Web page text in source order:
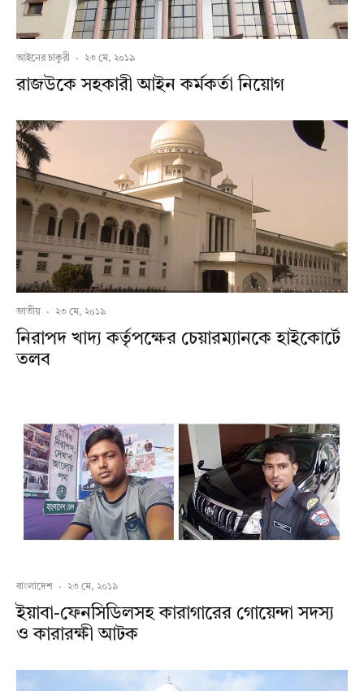
আইনের চাকুরী · ২৩ মে, ২০১৯
রাজউকে সহকারী আইন কর্মকর্তা নিয়োগ
জাতীয় · ২৩ মে, ২০১৯
নিরাপদ খাদ্য কর্তৃপক্ষের চেয়ারম্যানকে হাইকোর্টে
তলব
বাংলাদেশ · ২৩ মে, ২০১৯
ইয়াবা-ফেনসিডিলসহ কারাগারের গোয়েন্দা সদস্য
ও কারারক্ষী আটক